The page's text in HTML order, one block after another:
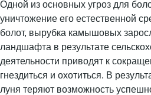
Одной из основных угроз для
уничтожение его естественной
болот, вырубка камышовых
ландшафта в результате
деятельности приводят к
гнездиться и охотиться. В
луня теряют возможность